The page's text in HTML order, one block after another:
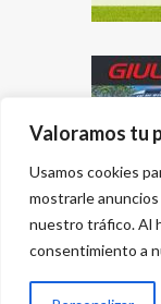
Valoramos tu
Usamos cookies
mostrarle
nuestro tráfico. Al
consentimiento a